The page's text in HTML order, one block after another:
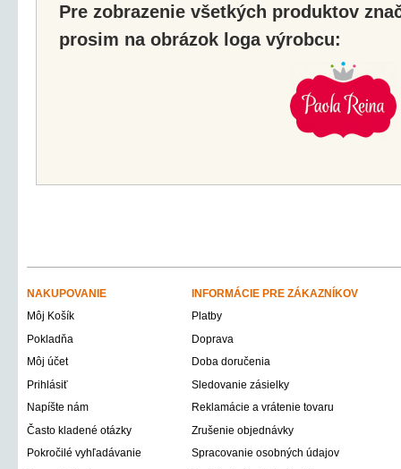
Pre zobrazenie všetkých produktov
prosim na obrázok loga výrobcu:
NAKUPOVANIE
INFORMÁCIE PRE ZÁKAZNÍKOV
Môj Košík
Platby
Pokladňa
Doprava
Môj účet
Doba doručenia
Prihlásiť
Sledovanie zásielky
Napíšte nám
Reklamácie a vrátenie tovaru
Často kladené otázky
Zrušenie objednávky
Pokročilé vyhľadávanie
Spracovanie osobných údajov